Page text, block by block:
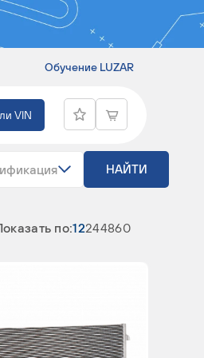
Обучение LUZAR
VIN
НАЙТИ
по:12244860